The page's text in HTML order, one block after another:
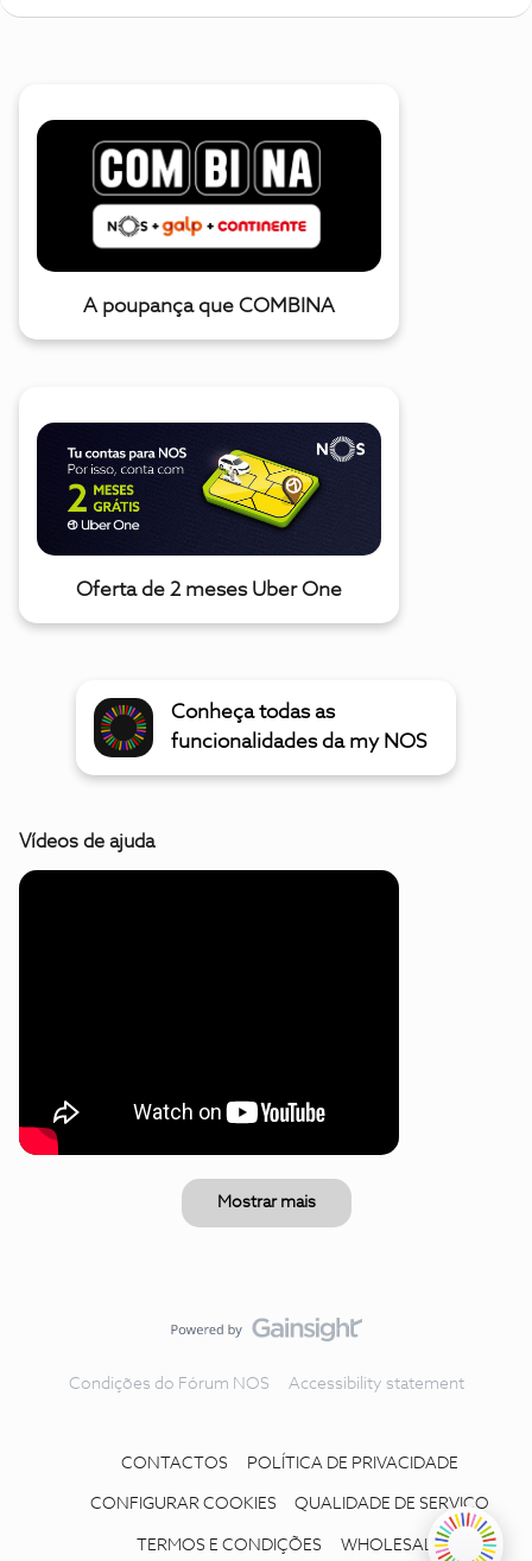
A poupança que COMBINA
Oferta de 2 meses Uber One
Conheça todas as
funcionalidades da my NOS
Vídeos de ajuda
Mostrar mais
Condições do Fórum NOS Accessibility statement
CONTACTOS POLÍTICA DE PRIVACIDADE
CONFIGURAR COOKIES QUALIDADE DE SERVIÇO
TERMOS E CONDIÇÕES WHOLESALE